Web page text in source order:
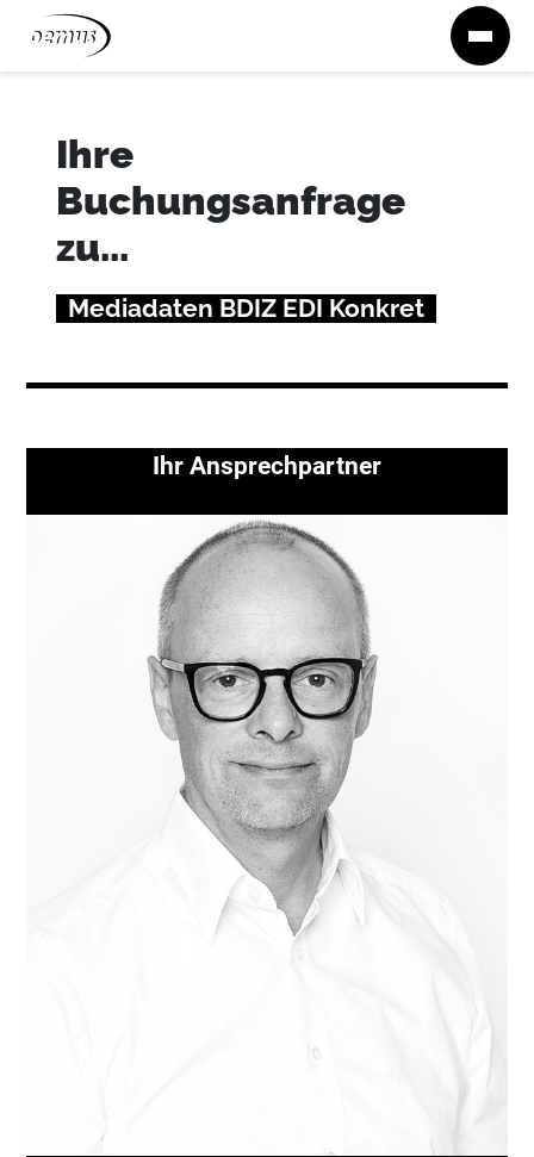
Zum Inhalt springen
Ihre
Buchungsanfrage
zu...
Mediadaten BDIZ EDI Konkret
Ihr Ansprechpartner